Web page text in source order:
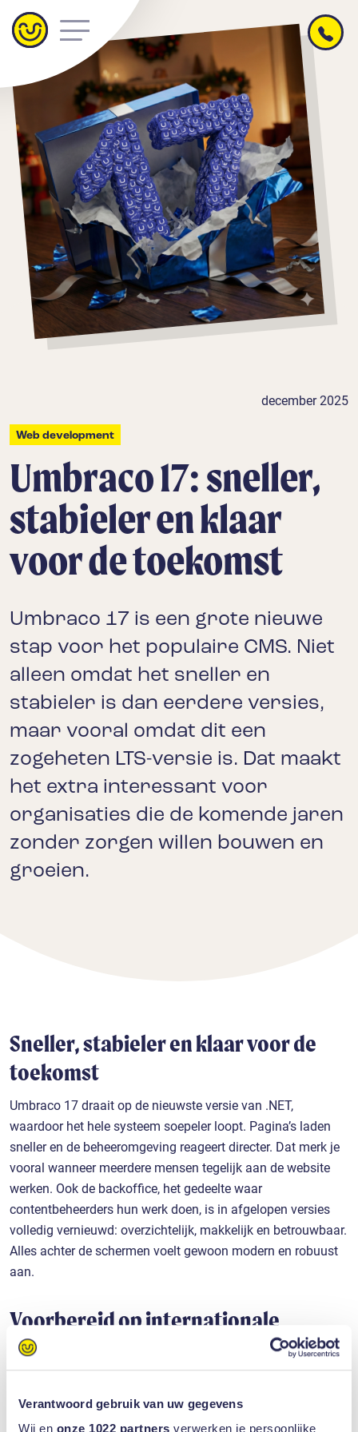
Verantwoord gebruik van uw gegevens
Wij en onze 1022 partners verwerken je persoonlijke
december 2025
Web development
Umbraco 17: sneller,
stabieler en klaar
voor de toekomst
Umbraco 17 is een grote nieuwe
stap voor het populaire CMS. Niet
alleen omdat het sneller en
stabieler is dan eerdere versies,
maar vooral omdat dit een
zogeheten LTS-versie is. Dat maakt
het extra interessant voor
organisaties die de komende jaren
zonder zorgen willen bouwen en
groeien.
Sneller, stabieler en klaar voor de
toekomst
Umbraco 17 draait op de nieuwste versie van .NET,
waardoor het hele systeem soepeler loopt. Pagina’s laden
sneller en de beheeromgeving reageert directer. Dat merk je
vooral wanneer meerdere mensen tegelijk aan de website
werken. Ook de backoffice, het gedeelte waar
contentbeheerders hun werk doen, is in afgelopen versies
volledig vernieuwd: overzichtelijk, makkelijk en betrouwbaar.
Alles achter de schermen voelt gewoon modern en robuust
aan.
Voorbereid op internationale
websites
websites. Tijden en datums worden overal op dezelfde
manier verwerkt, waardoor geplande publicaties altijd